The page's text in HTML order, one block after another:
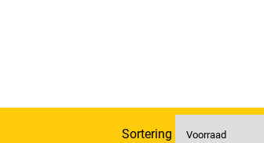
Sortering